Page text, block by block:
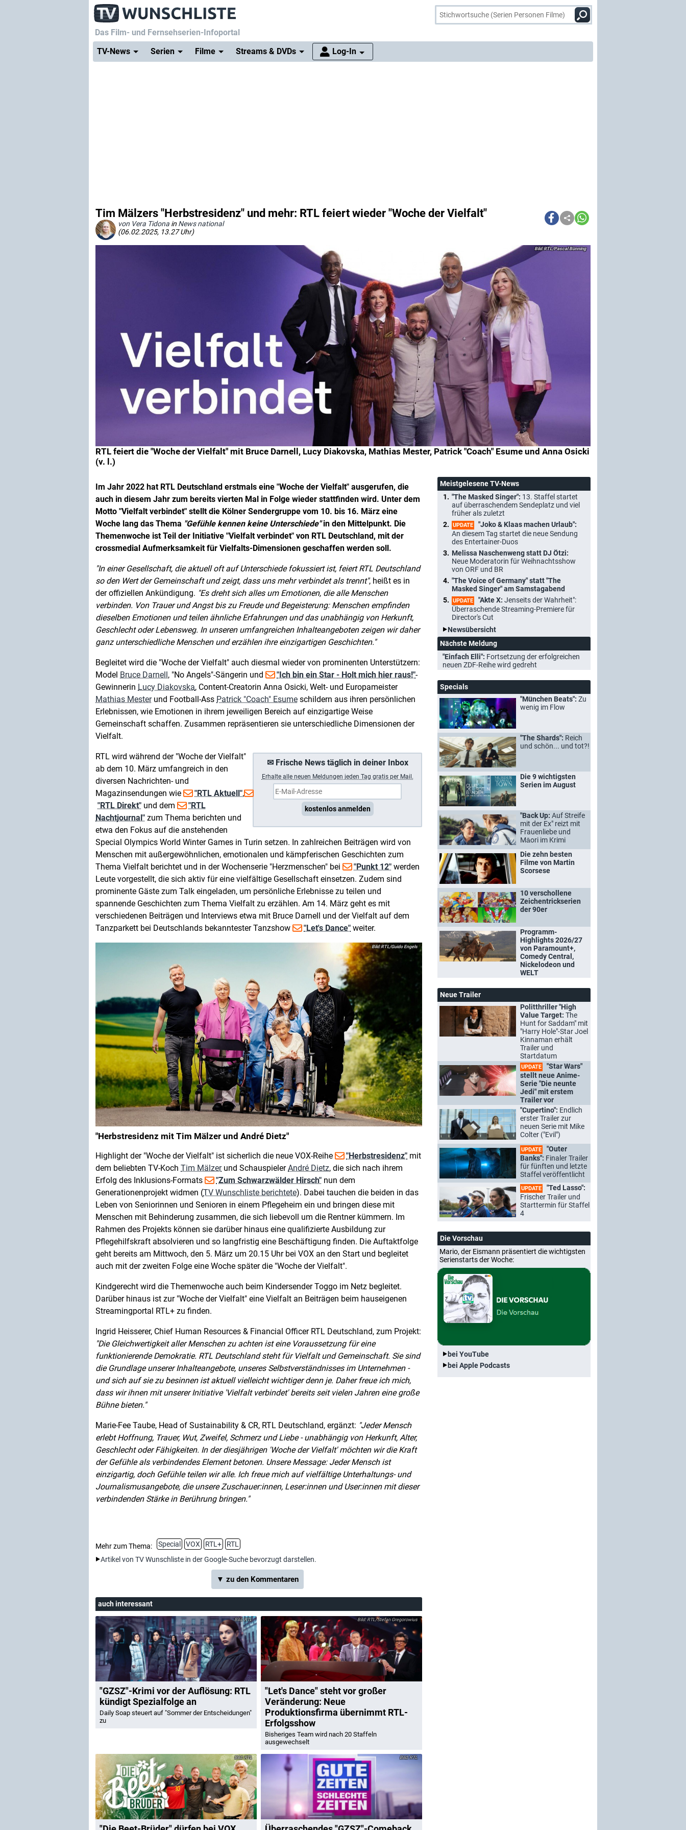
Das Film- und Fernsehserien-Infoportal
TV-News
Serien Filme Streams & DVDs Log-In
Tim Mälzers "Herbstresidenz" und mehr: RTL feiert wieder "Woche der Vielfalt"
von Vera Tidona in News national
(06.02.2025, 13.27 Uhr)
RTL feiert die "Woche der Vielfalt" mit Bruce Darnell, Lucy Diakovska, Mathias Mester, Patrick "Coach" Esume und Anna Osicki
(v. l.)
RTL/Pascal Bünning
Im Jahr 2022 hat RTL Deutschland erstmals eine "Woche der Vielfalt" ausgerufen, die
auch in diesem Jahr zum bereits vierten Mal in Folge wieder stattfinden wird. Unter dem
Motto "Vielfalt verbindet" stellt die Kölner Sendergruppe vom 10. bis 16. März eine
Woche lang das Thema Gefühle kennen keine Unterschiede in den Mittelpunkt. Die
Themenwoche ist Teil der Initiative "Vielfalt verbindet" von RTL Deutschland, mit der
crossmedial Aufmerksamkeit für Vielfalts-Dimensionen geschaffen werden soll.
In einer Gesellschaft, die aktuell oft auf Unterschiede fokussiert ist, feiert RTL Deutschland
so den Wert der Gemeinschaft und zeigt, dass uns mehr verbindet als trennt , heißt es in
der offiziellen Ankündigung. Es dreht sich alles um Emotionen, die alle Menschen
verbinden. Von Trauer und Angst bis zu Freude und Begeisterung: Menschen empfinden
dieselben Emotionen und teilen ähnliche Erfahrungen und das unabhängig von Herkunft,
Geschlecht oder Lebensweg. In unseren umfangreichen Inhalteangeboten zeigen wir daher
ganz unterschiedliche Menschen und erzählen ihre einzigartigen Geschichten.
Begleitet wird die "Woche der Vielfalt" auch diesmal wieder von prominenten Unterstützern:
Model Bruce Darnell, "No Angels"-Sängerin und "Ich bin ein Star - Holt mich hier raus!"-
Gewinnerin Lucy Diakovska, Content-Creatorin Anna Osicki, Welt- und Europameister
Mathias Mesterund Football-Ass Patrick "Coach" Esume schildern aus ihren persönlichen
Erlebnissen, wie Emotionen in ihrem jeweiligen Bereich auf einzigartige Weise
Gemeinschaft schaffen. Zusammen repräsentieren sie unterschiedliche Dimensionen der
Vielfalt.
✉ Frische News täglich in deiner Inbox
Erhalte a lle neuen Meldungen jeden Tag gratis per Mail.
kostenlos anmelden
RTL wird während der "Woche der Vielfalt"
ab dem 10. März umfangreich in den
diversen Nachrichten- und
Magazinsendungen wie
"RTL Aktuell",
"RTL Direkt" und dem
"RTL
Nachtjournal" zum Thema berichten und
etwa den Fokus auf die anstehenden
Special Olympics World Winter Games in Turin setzen. In zahlreichen Beiträgen wird von
Menschen mit außergewöhnlichen, emotionalen und kämpferischen Geschichten zum
Thema Vielfalt berichtet und in der Wochenserie "Herzmenschen" bei
"Punkt 12" werden
Leute vorgestellt, die sich aktiv für eine vielfältige Gesellschaft einsetzen. Zudem sind
prominente Gäste zum Talk eingeladen, um persönliche Erlebnisse zu teilen und
spannende Geschichten zum Thema Vielfalt zu erzählen. Am 14. März geht es mit
verschiedenen Beiträgen und Interviews etwa mit Bruce Darnell und der Vielfalt auf dem
Tanzparkett bei Deutschlands bekanntester Tanzshow
"Let's Dance" weiter.
"Herbstresidenz mit Tim Mälzer und André Dietz"
RTL/Guido Engels
Highlight der "Woche der Vielfalt" ist sicherlich die neue VOX-Reihe "Herbstresidenz" mit
dem beliebten TV-Koch Tim Mälzerund SchauspielerAndré Dietz, die sich nach ihrem
Erfolg des Inklusions-Formats
"Zum Schwarzwälder Hirsch" nun dem
Generationenprojekt widmen (TV Wunschliste berichtete). Dabei tauchen die beiden in das
Leben von Seniorinnen und Senioren in einem Pflegeheim ein und bringen diese mit
Menschen mit Behinderung zusammen, die sich liebevoll um die Rentner kümmern. Im
Rahmen des Projekts können sie darüber hinaus eine qualifizierte Ausbildung zur
Pflegehilfskraft absolvieren und so langfristig eine Beschäftigung finden. Die Auftaktfolge
geht bereits am Mittwoch, den 5. März um 20.15 Uhr bei VOX an den Start und begleitet
auch mit der zweiten Folge eine Woche später die "Woche der Vielfalt".
Kindgerecht wird die Themenwoche auch beim Kindersender Toggo im Netz begleitet.
Darüber hinaus ist zur "Woche der Vielfalt" eine Vielfalt an Beiträgen beim hauseigenen
Streamingportal RTL+ zu finden.
Ingrid Heisserer, Chief Human Resources & Financial Officer RTL Deutschland, zum Projekt:
Die Gleichwertigkeit aller Menschen zu achten ist eine Voraussetzung für eine
funktionierende Demokratie. RTL Deutschland steht für Vielfalt und Gemeinschaft. Sie sind
die Grundlage unserer Inhalteangebote, unseres Selbstverständnisses im Unternehmen -
und sich auf sie zu besinnen ist aktuell vielleicht wichtiger denn je. Daher freue ich mich,
dass wir ihnen mit unserer Initiative 'Vielfalt verbindet' bereits seit vielen Jahren eine große
Bühne bieten.
Marie-Fee Taube, Head of Sustainability & CR, RTL Deutschland, ergänzt: Jeder Mensch
erlebt Hoffnung, Trauer, Wut, Zweifel, Schmerz und Liebe - unabhängig von Herkunft, Alter,
Geschlecht oder Fähigkeiten. In der diesjährigen 'Woche der Vielfalt' möchten wir die Kraft
der Gefühle als verbindendes Element betonen. Unsere Message: Jeder Mensch ist
einzigartig, doch Gefühle teilen wir alle. Ich freue mich auf vielfältige Unterhaltungs- und
Journalismusangebote, die unsere Zuschauer:innen, Leser:innen und User:innen mit dieser
verbindenden Stärke in Berührung bringen.
Mehr zum Thema: Special VOX RTL+
RTL
Artikel von TV Wunschliste in der Google-Suche bevorzugt darstellen.
▼ zu den Kommentaren
auch interessant
RTL
"GZSZ"-Krimi vor der Auflösung: RTL
kündigt Spezialfolge an
Daily Soap steuert auf "Sommer der Entscheidungen"
zu
RTL/Stefan Gregorowius
"Let's Dance" steht vor großer
Veränderung: Neue
Produktionsfirma übernimmt RTL-
Erfolgsshow
Bisheriges Team wird nach 20 Staffeln
ausgewechselt
RTL RTL
Meistgelesene TV-News
"The Masked Singer": 13. Staffel startet
auf überraschendem Sendeplatz und viel
früher als zuletzt
UPDATE
"Joko & Klaas machen Urlaub":
An diesem Tag startet die neue Sendung
des Entertainer-Duos
Melissa Naschenweng statt DJ Ötzi:
Neue Moderatorin für Weihnachtsshow
von ORF und BR
"The Voice of Germany" statt "The
Masked Singer" am Samstagabend
UPDATE "Akte X: Jenseits der Wahrheit":
Überraschende Streaming-Premiere für
Director's Cut
Newsübersicht
Nächste Meldung
"Einfach Elli": Fortsetzung der erfolgreichen
neuen ZDF-Reihe wird gedreht
Specials
"München Beats": Zu
wenig im Flow
"The Shards": Reich
und schön... und tot?!
Die 9 wichtigsten
Serien im August
"Back Up: Auf Streife
mit der Ex" reizt mit
Frauenliebe und
Māori im Krimi
Die zehn besten
Filme von Martin
Scorsese
10 verschollene
Zeichentrickserien
der 90er
Programm-
Highlights 2026/27
von Paramount+,
Comedy Central,
Nickelodeon und
WELT
Neue Trailer
Politthriller "High
Value Target: The
Hunt for Saddam" mit
"Harry Hole"-Star Joel
Kinnaman erhält
Trailer und
Startdatum
UPDATE
"Star Wars"
stellt neue Anime-
Serie "Die neunte
Jedi" mit erstem
Trailer vor
"Cupertino": Endlich
erster Trailer zur
neuen Serie mit Mike
Colter ("Evil")
UPDATE
"Outer
Banks": Finaler Trailer
für fünften und letzte
Staffel veröffentlicht
UPDATE
"Ted Lasso":
Frischer Trailer und
Starttermin für Staffel
4
Die Vorschau
Mario, der Eismann präsentiert die wichtigsten
Serienstarts der Woche:
bei YouTube
bei Apple Podcasts